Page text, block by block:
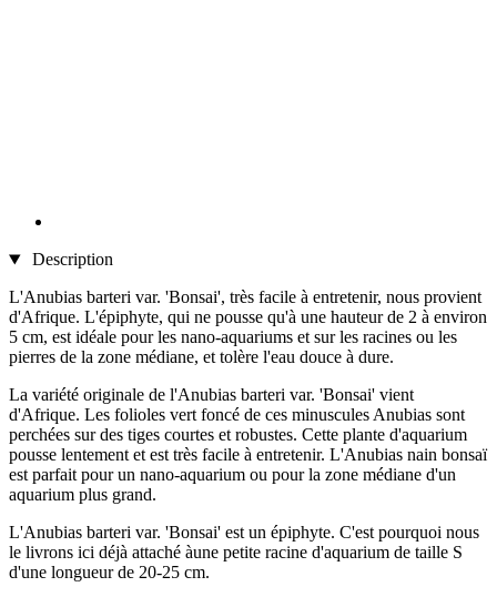
Description
L'Anubias barteri var. 'Bonsai', très facile à entretenir, nous provient
d'Afrique. L'épiphyte, qui ne pousse qu'à une hauteur de 2 à environ
5 cm, est idéale pour les nano-aquariums et sur les racines ou les
pierres de la zone médiane, et tolère l'eau douce à dure.
La variété originale de l'Anubias barteri var. 'Bonsai' vient
d'Afrique. Les folioles vert foncé de ces minuscules Anubias sont
perchées sur des tiges courtes et robustes. Cette plante d'aquarium
pousse lentement et est très facile à entretenir. L'Anubias nain bonsaï
est parfait pour un nano-aquarium ou pour la zone médiane d'un
aquarium plus grand.
L'Anubias barteri var. 'Bonsai' est un épiphyte. C'est pourquoi nous
le livrons ici déjà attaché àune petite racine d'aquarium de taille S
d'une longueur de 20-25 cm.